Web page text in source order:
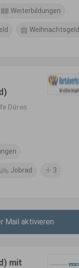
Weiterbildungen
Weihnachtsgeld
Düren
Jobrad 3
Mail aktivieren
mit